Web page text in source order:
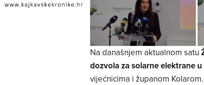
Na današnjem aktualnom satu
dozvola za solarne elektrane
vijećnicima i županom